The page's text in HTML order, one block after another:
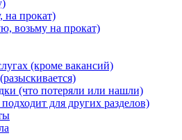
на прокат)
возьму на прокат)
(кроме вакансий)
(что потеряли или нашли)
для других разделов)